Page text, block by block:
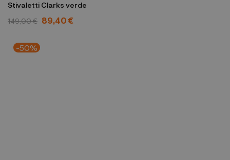
Stivaletti Clarks verde
149,00 € 89,40 €
-50%